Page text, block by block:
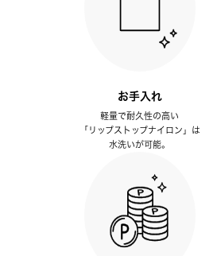
お手入れ
軽量で耐久性の高い
「リップストップナイロン」は
水洗いが可能。